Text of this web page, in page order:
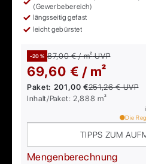
(Gewerbebereich)
längsseitig gefast
leicht gebürstet
-20 % 87,00 € / m²UVP
69,60 € / m²
Paket: 201,00 €251,26 €UVP
Inhalt/Paket:2,888 m²
Die
TIPPS ZUM
Mengenberechnung